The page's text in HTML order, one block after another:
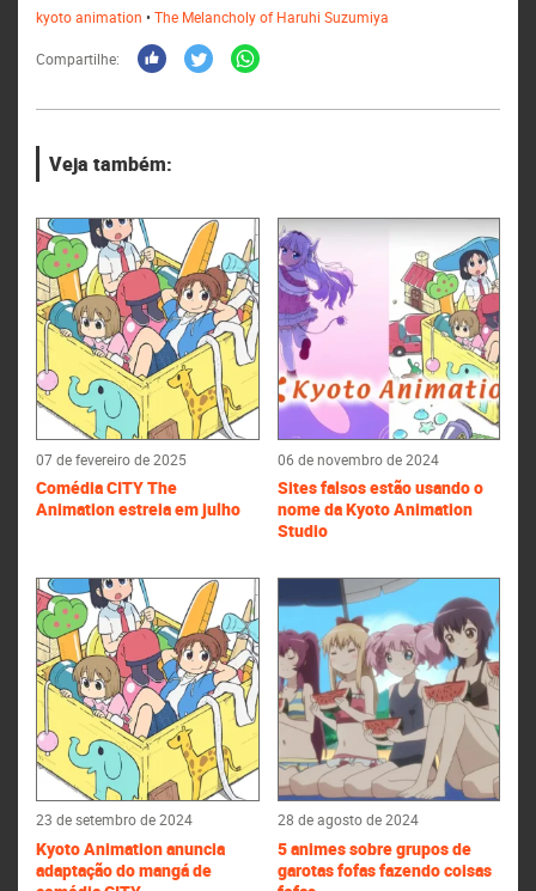
kyoto animation •The Melancholy of Haruhi Suzumiya
Compartilhe:
Veja também:
07 de fevereiro de 2025
Comédia CITY The
Animation estreia em julho
06 de novembro de 2024
Sites falsos estão usando o
nome da Kyoto Animation
Studio
23 de setembro de 2024
Kyoto Animation anuncia
adaptação do mangá de
28 de agosto de 2024
5 animes sobre grupos de
garotas fofas fazendo coisas